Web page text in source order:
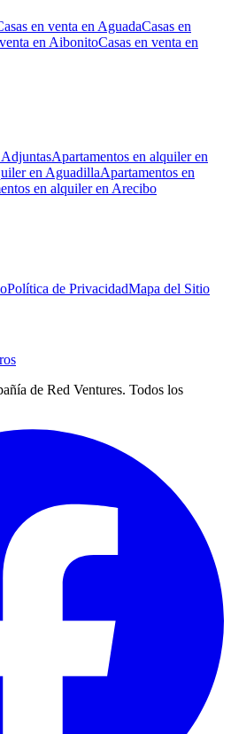
en venta en AguadaCasas en
en AibonitoCasas en venta en
Apartamentos en alquiler en
en AguadillaApartamentos en
en alquiler en Arecibo
Política de PrivacidadMapa del Sitio
de Red Ventures. Todos los